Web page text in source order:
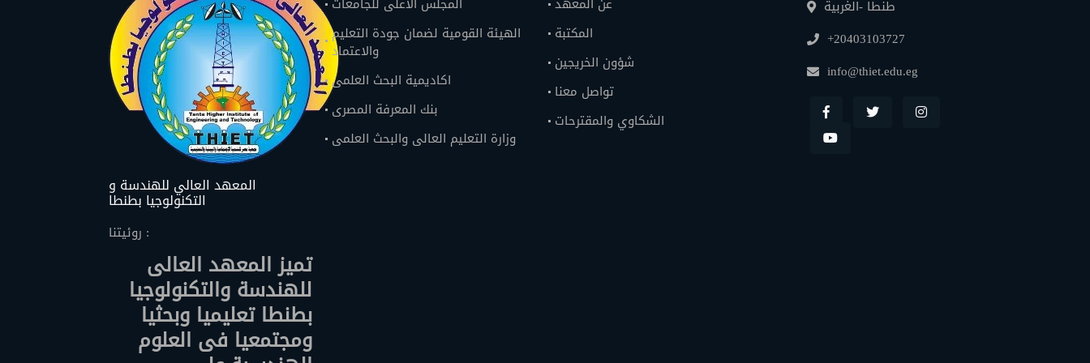
المعهد العالي للهندسة و
التكنولوجيا بطنطا
روئيتنا :
للهندسة والتكنولوجيا
بطنطا تعليميا وبحثيا
ومجتمعيا فى العلوم
الهيئة القومية لضمان جودة التعليم
والاعتماد
اكاديمية البحث العلمى
بنك المعرفة المصرى
وزارة التعليم العالى والبحث العلمى
المكتبة
شؤون الخريجين
تواصل معنا
الشكاوي والمقترحات
طنطا -الغربية
+20403103727
info@thiet.edu.eg